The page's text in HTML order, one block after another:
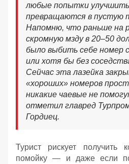
любые попытки улучшить
превращаются в пустую
Напомню, что раньше на
скромную мзду в 20–50
было выбить себе номер
или хотя бы без
Сейчас эта лазейка
«хороших» номеров
никакие чаевые не
отметил главред
Гордиец.
Турист рискует
помойку — и даже если